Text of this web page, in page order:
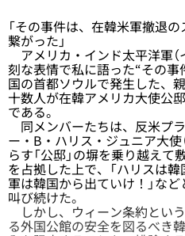
「その事件は、在韓米軍撤退
繋がった」
アメリカ・インド太平洋軍（
刻な表情で私に語った“その
国の首都ソウルで発生した、
十数人が在韓アメリカ大使公邸
である。
同メンバーたちは、反米プ
ー・B・ハリス・ジュニア大使
らす「公邸」の塀を乗り越え
を占拠した上で、「ハリスは韓
軍は韓国から出ていけ！」な
叫び続けた。
しかし、ウィーン条約とい
る外国公館の安全を図るべき